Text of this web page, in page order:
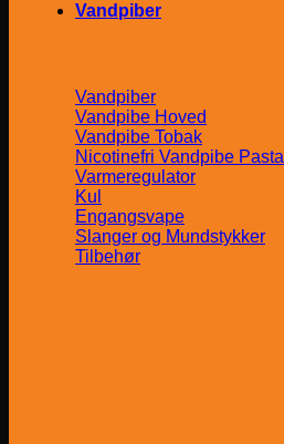
Vandpiber
Vandpiber
Vandpibe Hoved
Vandpibe Tobak
Nicotinefri Vandpibe Pasta
Varmeregulator
Kul
Engangsvape
Slanger og Mundstykker
Tilbehør